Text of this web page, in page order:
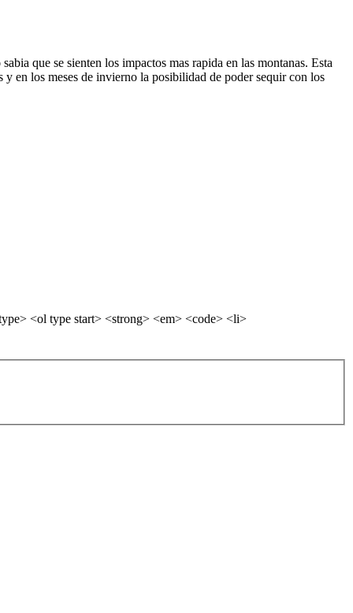
que se sienten los impactos mas rapida en las montanas. Esta
en los meses de invierno la posibilidad de poder sequir con los
<ol type start> <strong> <em> <code> <li>